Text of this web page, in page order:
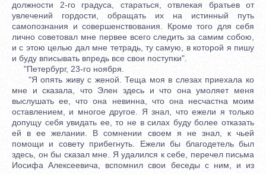
должности 2-го градуса, стараться, отвлекая братьев от
увлечений гордости, обращать их на истинный путь
самопознания и совершенствования. Кроме того для себя
лично советовал мне первее всего следить за самим собою,
и с этою целью дал мне тетрадь, ту самую, в которой я пишу
и буду вписывать впредь все свои поступки".
"Петербург, 23-го ноября.
"Я опять живу с женой. Теща моя в слезах приехала ко
мне и сказала, что Элен здесь и что она умоляет меня
выслушать ее, что она невинна, что она несчастна моим
оставлением, и многое другое. Я знал, что ежели я только
допущу себя увидать ее, то не в силах буду более отказать
ей в ее желании. В сомнении своем я не знал, к чьей
помощи и совету прибегнуть. Ежели бы благодетель был
здесь, он бы сказал мне. Я удалился к себе, перечел письма
Иосифа Алексеевича, вспомнил свои беседы с ним, и из